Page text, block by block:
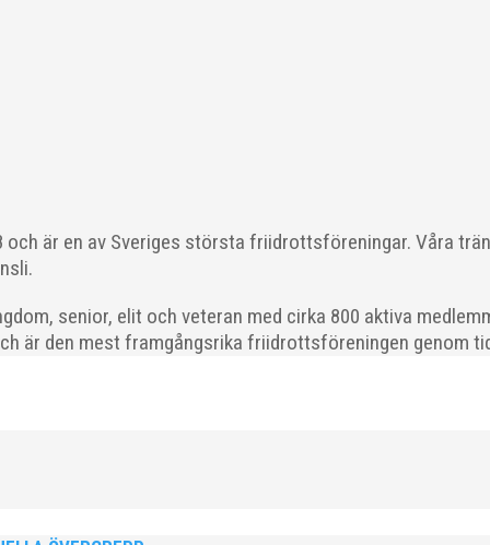
är en av Sveriges största friidrottsföreningar. Våra
senior, elit och veteran med cirka 800 aktiva
är den mest framgångsrika friidrottsföreningen genom
v.27 (1-5 juli) Efter att ha...
på onsdagskvällen på Erics Bar & Restaurang på
häck och sprint Lördagen den 23 mars blir det en dag med
är ett år yngre eller äldre så hör...